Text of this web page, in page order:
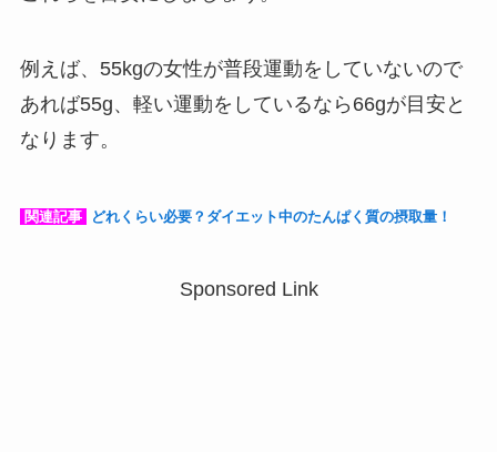
例えば、55kgの女性が普段運動をしていないので
あれば55g、軽い運動をしているなら66gが目安と
なります。
関連記事 どれくらい必要？ダイエット中のたんぱく質の摂取量！
Sponsored Link